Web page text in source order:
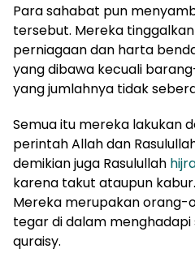
Para sahabat pun
tersebut. Mereka
perniagaan dan harta
yang dibawa kecuali
yang jumlahnya tidak
Semua itu mereka lakukan
perintah Allah dan
demikian juga Rasulullah
karena takut ataupun
Mereka merupakan orang-
tegar di dalam menghadapi
quraisy.